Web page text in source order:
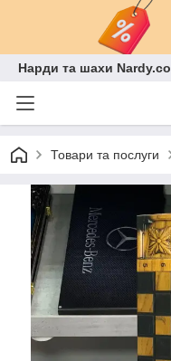
Нарди та шахи
Товари та послуги